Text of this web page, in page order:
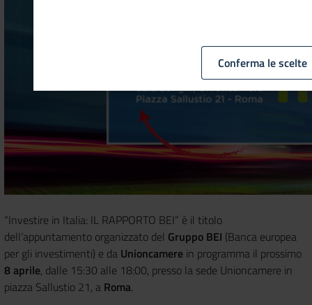
“Investire in Italia: IL RAPPORTO BEI” è il titolo
dell’appuntamento organizzato del Gruppo BEI (Banca europea
per gli investimenti) e da Unioncamere in programma il prossimo
8 aprile, dalle 15:30 alle 18:00, presso la sede Unioncamere in
piazza Sallustio 21, a Roma.
Conferma le scelte